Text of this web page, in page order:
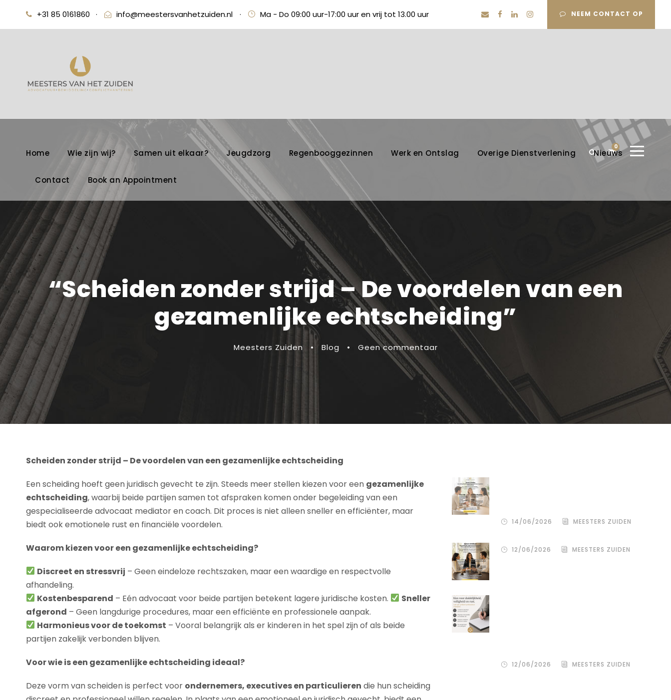
+31 85 0161860 · info@meestersvanhetzuiden.nl · Ma - Do 09:00 uur-17:00 uur en vrij tot 13.00 uur NEEM CONTACT OP
Home Wie zijn wij? Samen uit elkaar? Jeugdzorg Regenbooggezinnen Werk en Ontslag Overige Dienstverlening Nieuws
Contact Book an Appointment
0
“Scheiden zonder strijd – De voordelen van een
gezamenlijke echtscheiding”
Meesters Zuiden • Blog • Geen commentaar
Scheiden zonder strijd – De voordelen van een gezamenlijke echtscheiding
Een scheiding hoeft geen juridisch gevecht te zijn. Steeds meer stellen kiezen voor een gezamenlijke
echtscheiding, waarbij beide partijen samen tot afspraken komen onder begeleiding van een
gespecialiseerde advocaat mediator en coach. Dit proces is niet alleen sneller en efficiënter, maar
biedt ook emotionele rust en financiële voordelen.
Waarom kiezen voor een gezamenlijke echtscheiding?
Discreet en stressvrij – Geen eindeloze rechtszaken, maar een waardige en respectvolle
afhandeling.
Kostenbesparend – Eén advocaat voor beide partijen betekent lagere juridische kosten.
Sneller
afgerond – Geen langdurige procedures, maar een efficiënte en professionele aanpak.
Harmonieus voor de toekomst – Vooral belangrijk als er kinderen in het spel zijn of als beide
partijen zakelijk verbonden blijven.
Voor wie is een gezamenlijke echtscheiding ideaal?
Deze vorm van scheiden is perfect voor ondernemers, executives en particulieren die hun scheiding
14/06/2026 MEESTERS ZUIDEN
12/06/2026 MEESTERS ZUIDEN
12/06/2026 MEESTERS ZUIDEN